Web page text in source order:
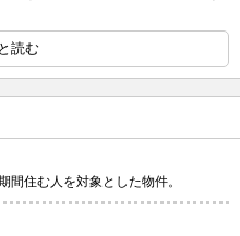
読む
間住む人を対象とした物件。